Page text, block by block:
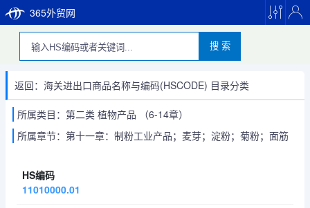
365外贸网
搜 索
返回：海关进出口商品名称与编码(HSCODE) 目录分类
所属类目：第二类 植物产品 （6-14章）
所属章节：第十一章：制粉工业产品；麦芽；淀粉；菊粉；面筋
11010000.01